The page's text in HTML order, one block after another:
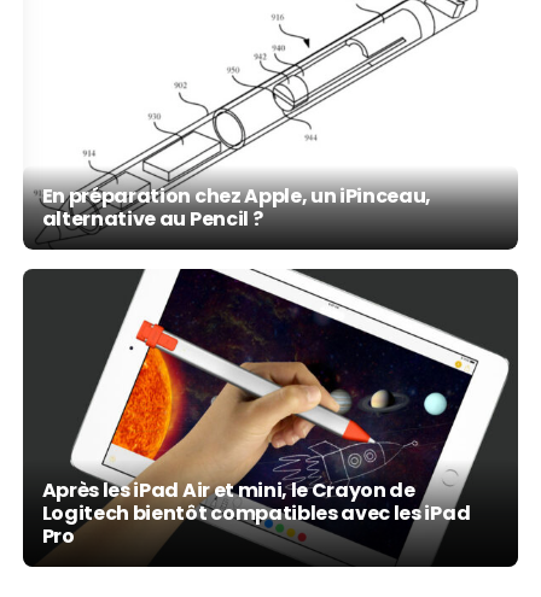
En préparation chez Apple, un iPinceau,
alternative au Pencil ?
Après les iPad Air et mini, le Crayon de
Logitech bientôt compatibles avec les iPad
Pro